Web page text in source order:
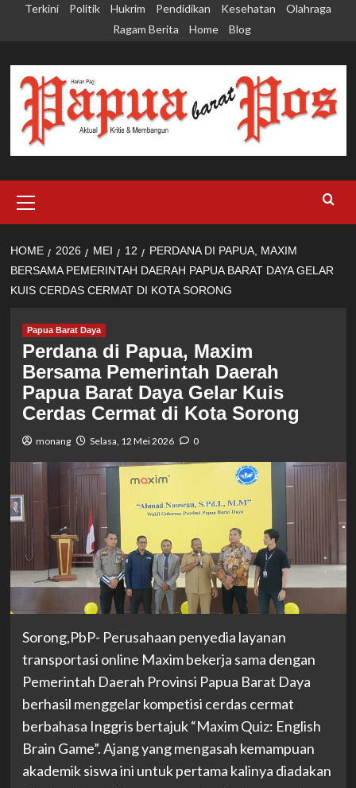
Terkini Politik Hukrim Pendidikan Kesehatan
Olahraga
Ragam Berita
Home Blog
Menu
HOME 2026 MEI 12
PERDANA DI PAPUA, MAXIM
BERSAMA PEMERINTAH DAERAH PAPUA BARAT DAYA GELAR
KUIS CERDAS CERMAT DI KOTA SORONG
Papua Barat Daya
Perdana di Papua, Maxim
Bersama Pemerintah Daerah
Papua Barat Daya Gelar Kuis
Cerdas Cermat di Kota Sorong
monang Selasa, 12 Mei 2026 0
Sorong,PbP- Perusahaan penyedia layanan
transportasi online Maxim bekerja sama dengan
Pemerintah Daerah Provinsi Papua Barat Daya
berhasil menggelar kompetisi cerdas cermat
berbahasa Inggris bertajuk “Maxim Quiz: English
Brain Game”. Ajang yang mengasah kemampuan
akademik siswa ini untuk pertama kalinya diadakan